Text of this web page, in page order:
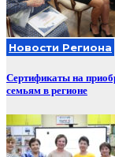
Новости Региона
Сертификаты на
семьям в регионе